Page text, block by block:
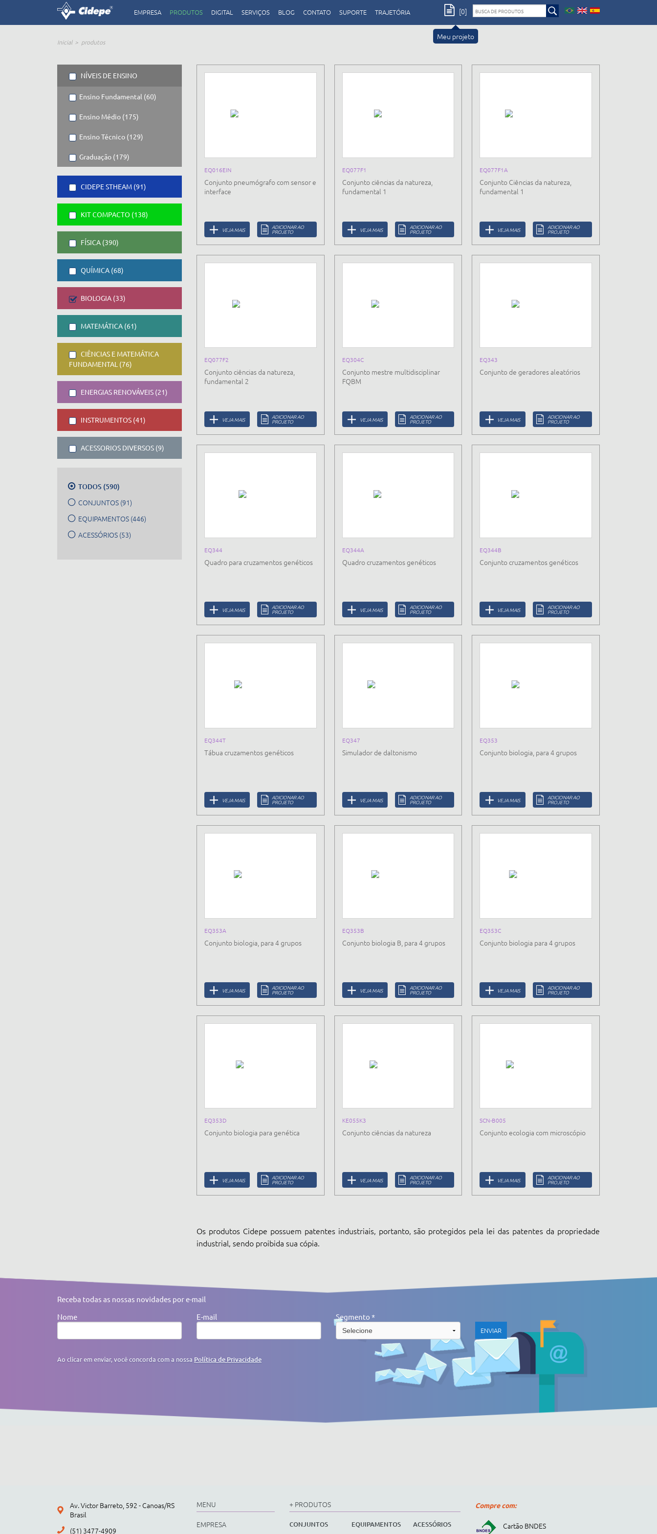
EMPRESA PRODUTOS DIGITAL SERVIÇOS BLOG CONTATO SUPORTE TRAJETÓRIA
Meu projeto
[0]
Inicial produtos
NÍVEIS DE ENSINO
Ensino Fundamental (60)
Ensino Médio (175)
Ensino Técnico (129)
Graduação (179)
CIDEPE STHEAM (91)
KIT COMPACTO (138)
FÍSICA (390)
QUÍMICA (68)
BIOLOGIA (33)
MATEMÁTICA (61)
CIÊNCIAS E MATEMÁTICA
FUNDAMENTAL (76)
ENERGIAS RENOVÁVEIS (21)
INSTRUMENTOS (41)
ACESSORIOS DIVERSOS (9)
TODOS (590)
CONJUNTOS (91)
EQUIPAMENTOS (446)
ACESSÓRIOS (53)
EQ016EIN
Conjunto pneumógrafo com sensor e
interface
VEJA MAIS ADICIONAR AO
PROJETO
EQ077F1
Conjunto ciências da natureza,
fundamental 1
VEJA MAIS ADICIONAR AO
PROJETO
EQ077F1A
Conjunto Ciências da natureza,
fundamental 1
VEJA MAIS ADICIONAR AO
PROJETO
EQ077F2
Conjunto ciências da natureza,
fundamental 2
VEJA MAIS ADICIONAR AO
PROJETO
EQ304C
Conjunto mestre multidisciplinar
FQBM
VEJA MAIS ADICIONAR AO
PROJETO
EQ343
Conjunto de geradores aleatórios
VEJA MAIS ADICIONAR AO
PROJETO
EQ344
Quadro para cruzamentos genéticos
VEJA MAIS ADICIONAR AO
PROJETO
EQ344A
Quadro cruzamentos genéticos
VEJA MAIS ADICIONAR AO
PROJETO
EQ344B
Conjunto cruzamentos genéticos
VEJA MAIS ADICIONAR AO
PROJETO
EQ344T
Tábua cruzamentos genéticos
VEJA MAIS ADICIONAR AO
PROJETO
EQ347
Simulador de daltonismo
VEJA MAIS ADICIONAR AO
PROJETO
EQ353
Conjunto biologia, para 4 grupos
VEJA MAIS ADICIONAR AO
PROJETO
EQ353A
Conjunto biologia, para 4 grupos
VEJA MAIS ADICIONAR AO
PROJETO
EQ353B
Conjunto biologia B, para 4 grupos
VEJA MAIS ADICIONAR AO
PROJETO
EQ353C
Conjunto biologia para 4 grupos
VEJA MAIS ADICIONAR AO
PROJETO
EQ353D
Conjunto biologia para genética
VEJA MAIS ADICIONAR AO
PROJETO
KE055K3
Conjunto ciências da natureza
VEJA MAIS ADICIONAR AO
PROJETO
SCN-B005
Conjunto ecologia com microscópio
VEJA MAIS ADICIONAR AO
PROJETO
Os produtos Cidepe possuem patentes industriais, portanto, são protegidos pela lei das patentes da propriedade
industrial, sendo proibida sua cópia.
Receba todas as nossas novidades por e-mail
Nome
E-mail Segmento *
Ao clicar em enviar, você concorda com a nossa Política de Privacidade
Av. Victor Barreto, 592 - Canoas/RS
Brasil
(51) 3477-4909
MENU
EMPRESA
+ PRODUTOS
CONJUNTOS EQUIPAMENTOS ACESSÓRIOS
Compre com:
Cartão BNDES